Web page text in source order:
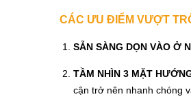
CÁC ƯU ĐIỂM VƯỢT
SẴN SÀNG DỌN VÀO Ở
TẦM NHÌN 3 MẶT
cận trở nên nhanh chóng